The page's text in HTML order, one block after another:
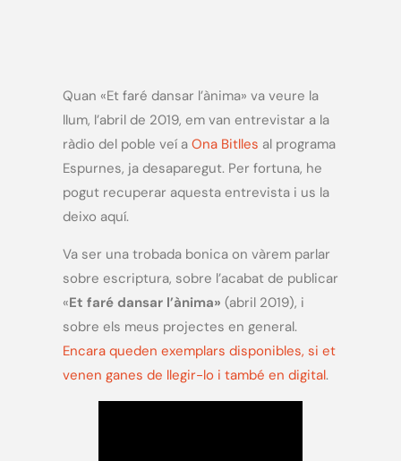
Quan «Et faré dansar l’ànima» va veure la
llum, l’abril de 2019, em van entrevistar a la
ràdio del poble veí a Ona Bitlles al programa
Espurnes, ja desaparegut. Per fortuna, he
pogut recuperar aquesta entrevista i us la
deixo aquí.
Va ser una trobada bonica on vàrem parlar
sobre escriptura, sobre l’acabat de publicar
«Et faré dansar l’ànima» (abril 2019), i
sobre els meus projectes en general.
Encara queden exemplars disponibles, si et
venen ganes de llegir-lo i també en digital.